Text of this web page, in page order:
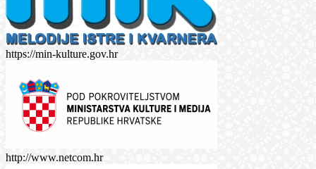
https://min-kulture.gov.hr
http://www.netcom.hr